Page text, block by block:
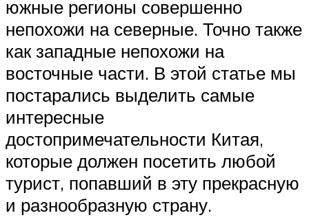
южные регионы совершенно
непохожи на северные. Точно также
как западные непохожи на
восточные части. В этой статье мы
постарались выделить самые
интересные
достопримечательности Китая,
которые должен посетить любой
турист, попавший в эту прекрасную
и разнообразную страну.